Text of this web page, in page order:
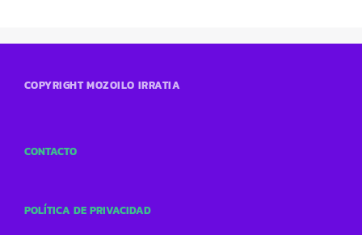
COPYRIGHT MOZOILO IRRATIA
CONTACTO
POLÍTICA DE PRIVACIDAD